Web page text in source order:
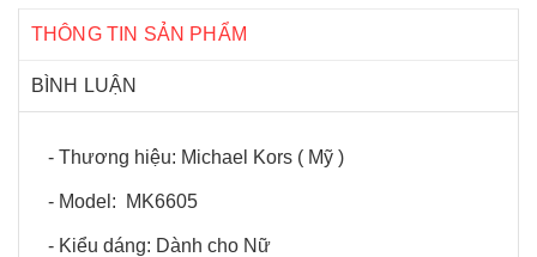
THÔNG TIN SẢN PHẨM
BÌNH LUẬN
- Thương hiệu: Michael Kors ( Mỹ )
- Model: MK6605
- Kiểu dáng: Dành cho Nữ